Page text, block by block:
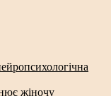
жіночу